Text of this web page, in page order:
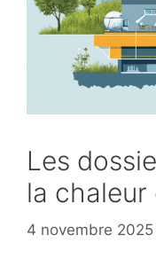
Les
la
4 novembre 2025